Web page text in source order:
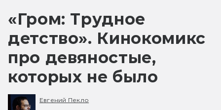
«Гром: Трудное
детство». Кинокомикс
про девяностые,
которых не было
Евгений Пекло